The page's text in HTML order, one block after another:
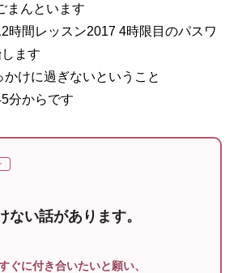
まんといます
時間レッスン2017 4時限目のパスワ
ます
かけに過ぎないということ
分からです
ない話があります。
ぐに付き合いたいと願い、